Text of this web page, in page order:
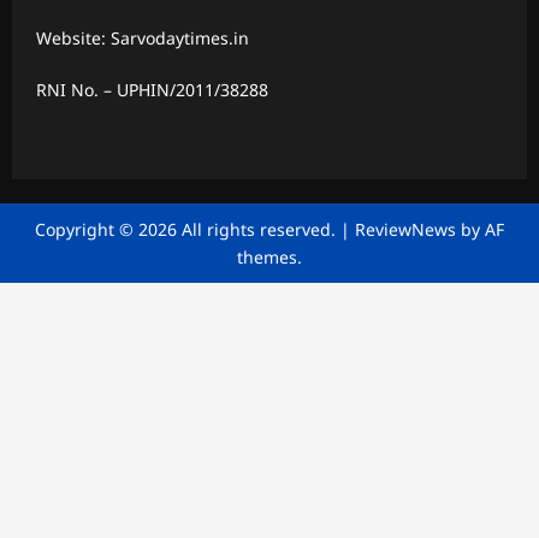
Website: Sarvodaytimes.in
RNI No. – UPHIN/2011/38288
Copyright © 2026 All rights reserved. | ReviewNews by AF
themes.